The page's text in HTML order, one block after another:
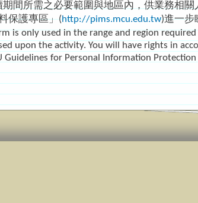
間所需之必要範圍與地區內，供業務相
保護專區」(http://pims.mcu.edu.tw)進一步
only used in the range and region
upon the activity. You will have rights in
for Personal Information